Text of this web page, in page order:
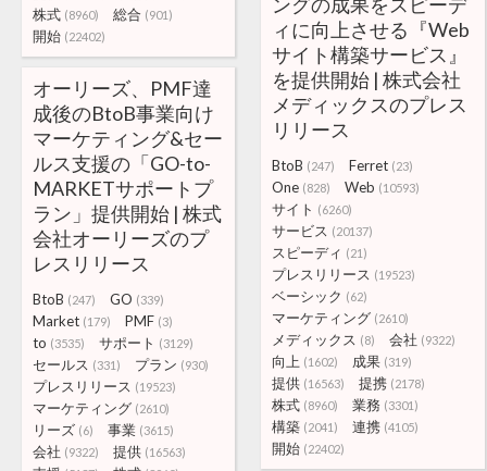
株式 (8960) 総合 (901)
開始 (22402)
ィに向上させる『Web
サイト構築サービス』
を提供開始 | 株式会社
メディックスのプレス
リリース
BtoB (247) Ferret (23)
One (828) Web (10593)
サイト (6260)
サービス (20137)
スピーディ (21)
プレスリリース (19523)
ベーシック (62)
マーケティング (2610)
メディックス (8) 会社 (9322)
向上 (1602) 成果 (319)
提供 (16563) 提携 (2178)
株式 (8960) 業務 (3301)
構築 (2041) 連携 (4105)
開始 (22402)
オーリーズ、PMF達
成後のBtoB事業向け
マーケティング&セー
ルス支援の「GO-to-
MARKETサポートプ
ラン」提供開始 | 株式
会社オーリーズのプ
レスリリース
BtoB (247) GO (339)
Market (179) PMF (3)
to (3535) サポート (3129)
セールス (331) プラン (930)
プレスリリース (19523)
マーケティング (2610)
リーズ (6) 事業 (3615)
会社 (9322) 提供 (16563)